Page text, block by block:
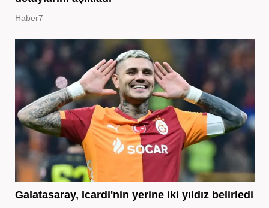
Haber7
Galatasaray, Icardi'nin yerine iki yıldız belirledi